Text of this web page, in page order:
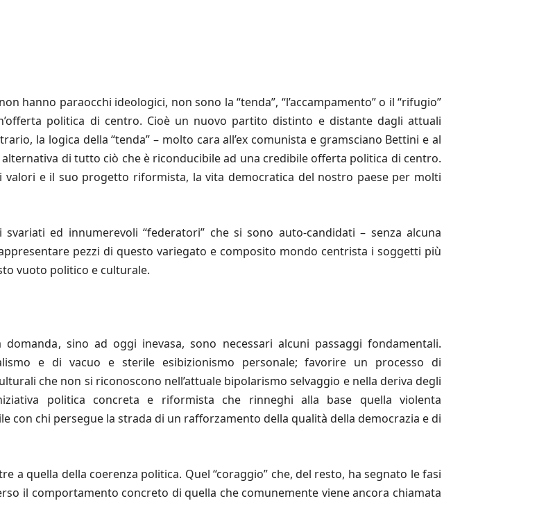
hanno paraocchi ideologici, non sono la “tenda”, “l’accampamento” o il “rifugio”
politica di centro. Cioè un nuovo partito distinto e distante dagli attuali
la logica della “tenda” – molto cara all’ex comunista e gramsciano Bettini e al
di tutto ciò che è riconducibile ad una credibile offerta politica di centro.
e il suo progetto riformista, la vita democratica del nostro paese per molti
ed innumerevoli “federatori” che si sono auto-candidati – senza alcuna
pezzi di questo variegato e composito mondo centrista i soggetti più
vuoto politico e culturale.
sino ad oggi inevasa, sono necessari alcuni passaggi fondamentali.
e di vacuo e sterile esibizionismo personale; favorire un processo di
che non si riconoscono nell’attuale bipolarismo selvaggio e nella deriva degli
politica concreta e riformista che rinneghi alla base quella violenta
con chi persegue la strada di un rafforzamento della qualità della democrazia e di
a quella della coerenza politica. Quel “coraggio” che, del resto, ha segnato le fasi
il comportamento concreto di quella che comunemente viene ancora chiamata